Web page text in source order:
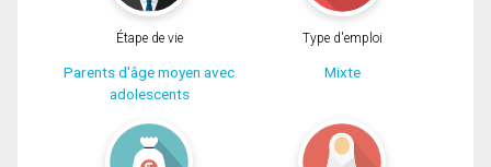
Étape de vie
Parents d'âge moyen avec
adolescents
Type d'emploi
Mixte